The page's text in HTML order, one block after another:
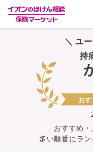
ランキ
保険を
保険会
イオン
＼ ユ
持
お
おすすめ
多い順番にラン